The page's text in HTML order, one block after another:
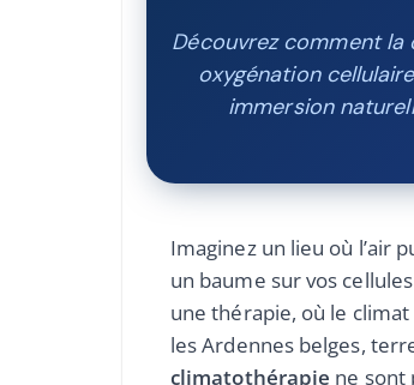
Découvrez comment
oxygénation
immersion
Imaginez un lieu où l’air
un baume sur vos
une thérapie, où le
les Ardennes belges,
climatothérapie ne sont